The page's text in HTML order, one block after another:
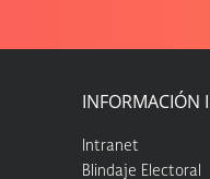
INFORMACIÓN
Intranet
Blindaje Electoral